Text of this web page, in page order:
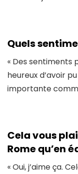
Quels
« Des sentiments
heureux d’avoir
importante
Cela vous
Rome qu’en
« Oui, j’aime ça.